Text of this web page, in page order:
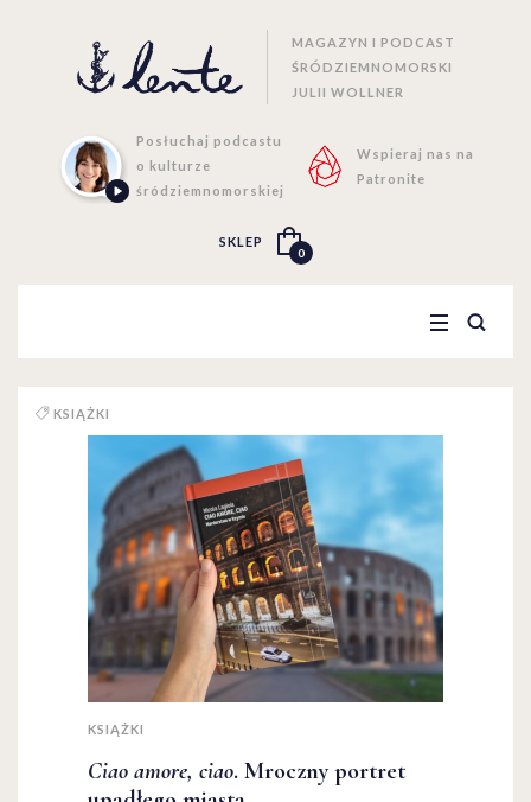
MAGAZYN I PODCAST
ŚRÓDZIEMNOMORSKI
JULII WOLLNER
Posłuchaj podcastu
o kulturze
śródziemnomorskiej
Wspieraj nas na
Patronite
SKLEP
0
KSIĄŻKI
KSIĄŻKI
Ciao amore, ciao. Mroczny portret